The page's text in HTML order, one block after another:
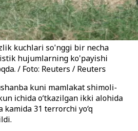
kuchlari so'nggi bir necha
hujumlarning ko'payishi
/ Foto: Reuters / Reuters
kuni mamlakat shimoli-
ichida o‘tkazilgan ikki alohida
31 terrorchi yo‘q